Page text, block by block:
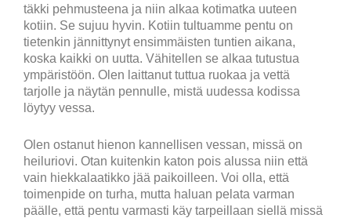
täkki pehmusteena ja niin alkaa kotimatka uuteen
kotiin. Se sujuu hyvin. Kotiin tultuamme pentu on
tietenkin jännittynyt ensimmäisten tuntien aikana,
koska kaikki on uutta. Vähitellen se alkaa tutustua
ympäristöön. Olen laittanut tuttua ruokaa ja vettä
tarjolle ja näytän pennulle, mistä uudessa kodissa
löytyy vessa.
Olen ostanut hienon kannellisen vessan, missä on
heiluriovi. Otan kuitenkin katon pois alussa niin että
vain hiekkalaatikko jää paikoilleen. Voi olla, että
toimenpide on turha, mutta haluan pelata varman
päälle, että pentu varmasti käy tarpeillaan siellä missä